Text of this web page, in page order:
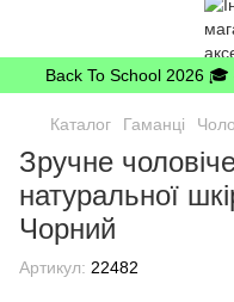
Back To School 2026 🎓
Каталог Гаманці
Зручне
натуральної
Чорний
Артикул: 22482